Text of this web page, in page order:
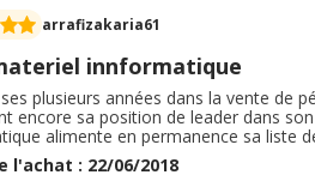
arrafizakaria61
innformatique
plusieurs années dans la vente de
encore sa position de leader dans
alimente en permanence sa liste
intéressants : S. A. V
des matériels informatiques de
l'achat : 22/06/2018